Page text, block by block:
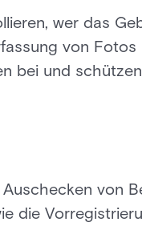
wer das
von
bei und
von
die